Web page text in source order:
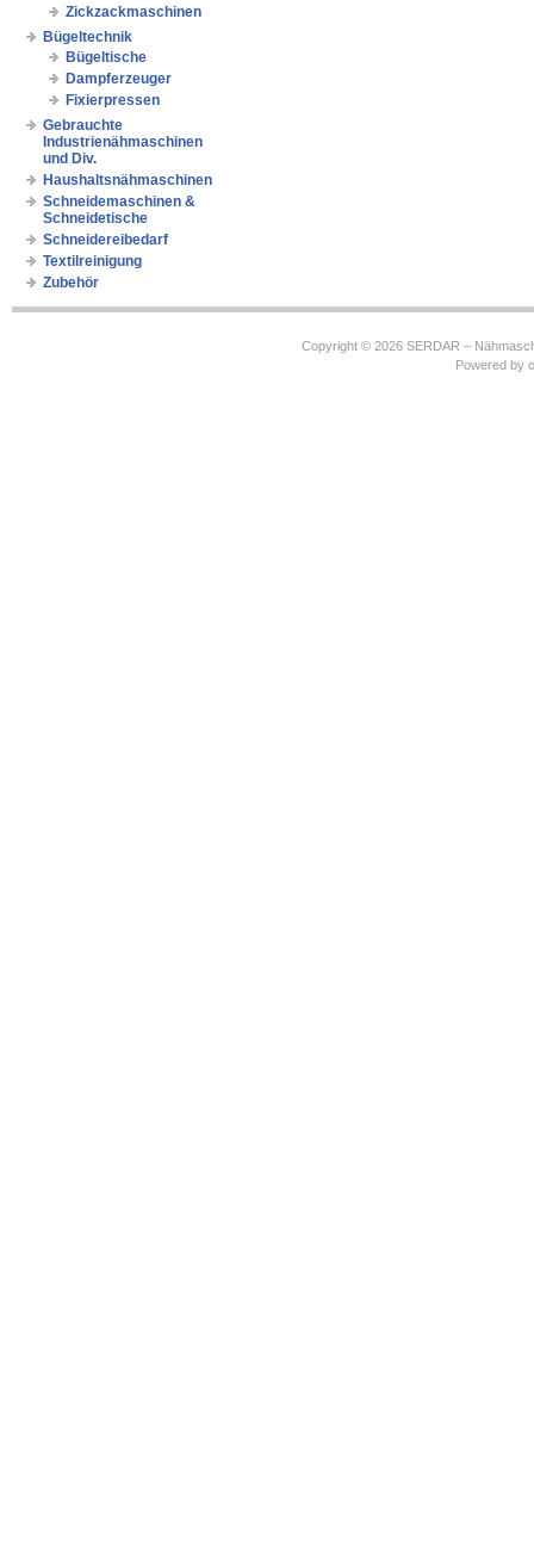
Zickzackmaschinen
Bügeltechnik
Bügeltische
Dampferzeuger
Fixierpressen
Gebrauchte
Industrienähmaschinen
und Div.
Haushaltsnähmaschinen
Schneidemaschinen &
Schneidetische
Schneidereibedarf
Textilreinigung
Zubehör
Copyright © 2026 SERDAR –
Powered by